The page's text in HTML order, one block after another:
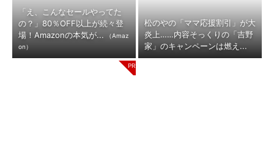
「え、こんなセールやってた
の？」80％OFF以上が続々登
場！Amazonの本気が...
（Amaz
on）
松のやの「ママ応援割引」が大
炎上……内容そっくりの「吉野
家」のキャンペーンは燃え...